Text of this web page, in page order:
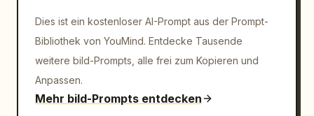
Dies ist ein kostenloser AI-Prompt aus der Prompt-
Bibliothek von YouMind. Entdecke Tausende
weitere bild-Prompts, alle frei zum Kopieren und
Anpassen.
Mehr bild-Prompts entdecken